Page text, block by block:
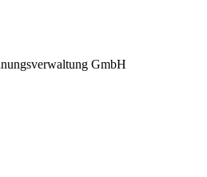
GmbH